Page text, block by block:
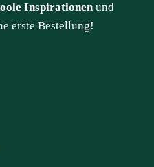
Inspirationenund
erste Bestellung!